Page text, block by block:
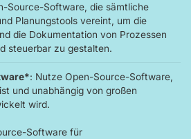
Source-Software, die sämtliche
Planungstools vereint, um die
die Dokumentation von Prozessen
steuerbar zu gestalten.
: Nutze Open-Source-Software,
und unabhängig von großen
wird.
Software für